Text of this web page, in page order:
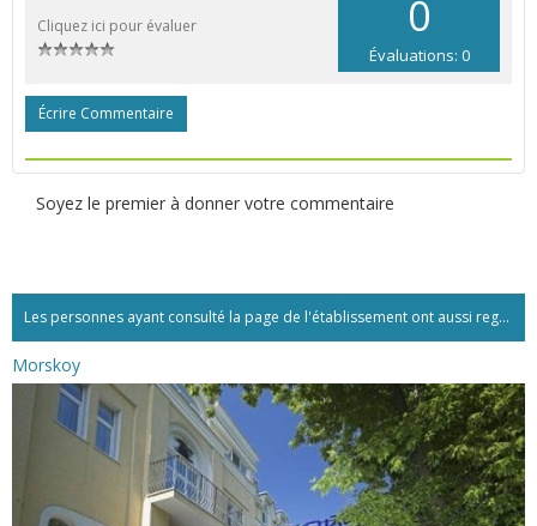
0
Évaluations: 0
Cliquez ici pour évaluer
Écrire Commentaire
Soyez le premier à donner votre commentaire
Les personnes ayant consulté la page de l'établissement ont aussi regardé:...
Morskoy